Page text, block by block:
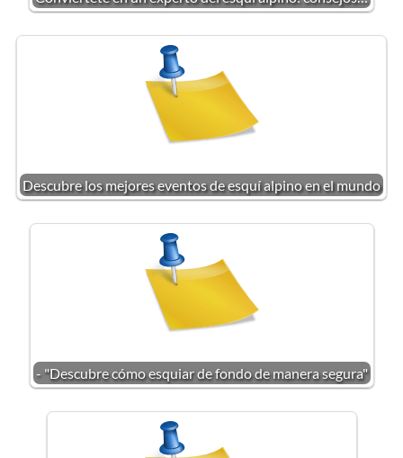
Descubre los mejores eventos de esquí alpino en el mundo
- "Descubre cómo esquiar de fondo de manera segura"